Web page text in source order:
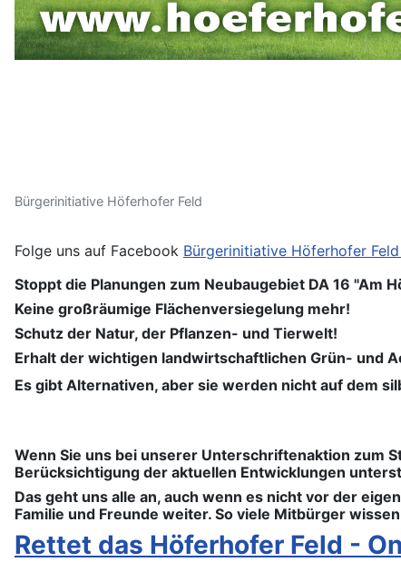
Bürgerinitiative Höferhofer Feld
Folge uns auf Facebook Bürgerinitiative Höferhofer
Stoppt die Planungen zum Neubaugebiet DA 16 "Am
Keine großräumige Flächenversiegelung mehr!
Schutz der Natur, der Pflanzen- und Tierwelt!
Erhalt der wichtigen landwirtschaftlichen Grün- und
Es gibt Alternativen, aber sie werden nicht auf dem
Wenn Sie uns bei unserer Unterschriftenaktion zum
Berücksichtigung der aktuellen Entwicklungen
Das geht uns alle an, auch wenn es nicht vor der
Familie und Freunde weiter. So viele Mitbürger
Rettet das Höferhofer Feld -